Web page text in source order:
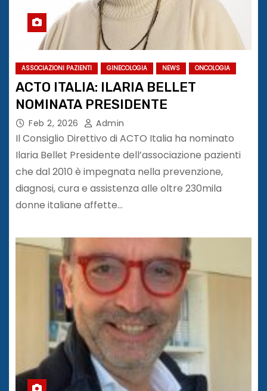
ASSOCIAZIONI PAZIENTI GINECOLOGIA NEWS ONCOLOGIA
ACTO ITALIA: ILARIA BELLET
NOMINATA PRESIDENTE
Feb 2, 2026 Admin
Il Consiglio Direttivo di ACTO Italia ha nominato
Ilaria Bellet Presidente dell’associazione pazienti
che dal 2010 è impegnata nella prevenzione,
diagnosi, cura e assistenza alle oltre 230mila
donne italiane affette…